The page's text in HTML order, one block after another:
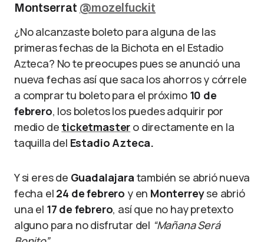
Montserrat @mozelfuckit
¿No alcanzaste boleto para alguna de las
primeras fechas de la Bichota en el Estadio
Azteca? No te preocupes pues se anunció una
nueva fechas así que saca los ahorros y córrele
a comprar tu boleto para el próximo 10 de
febrero, los boletos los puedes adquirir por
medio de ticketmaster o directamente en la
taquilla del Estadio Azteca.
Y si eres de Guadalajara también se abrió nueva
fecha el 24 de febrero y en Monterreyse abrió
una el 17 de febrero, así que no hay pretexto
alguno para no disfrutar del “Mañana Será